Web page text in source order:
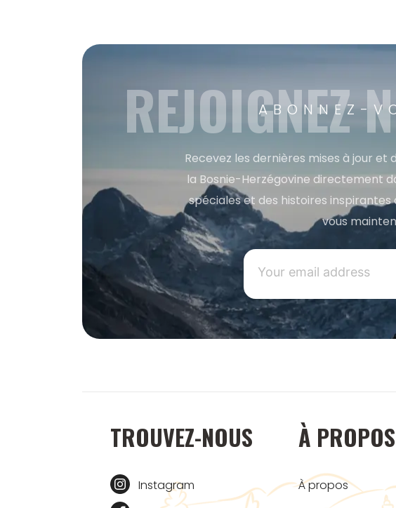
ABONNEZ-
REJOIGNEZ
Recevez les dernières mises à jour
la Bosnie-Herzégovine directement
spéciales et des histoires
vous
TROUVEZ-NOUS
Instagram
À PROPOS
À propos